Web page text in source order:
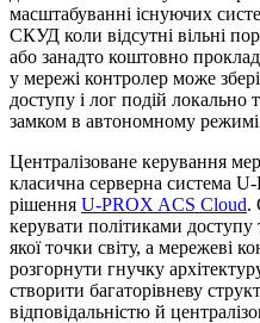
масштабуванні існуючих
СКУД коли відсутні вільні
або занадто коштовно
у мережі контролер може
доступу і лог подій локально
замком в автономному режимі
Централізоване керування
класична серверна система
рішення U-PROX ACS Cloud.
керувати політиками доступу
якої точки світу, а мережеві
розгорнути гнучку
створити багаторівневу
відповідальністю й